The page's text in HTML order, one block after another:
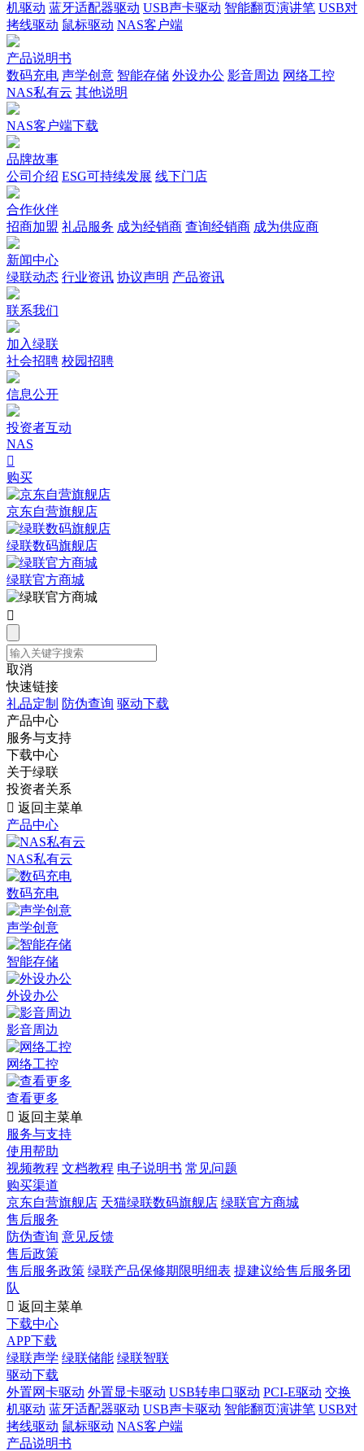
机驱动 蓝牙适配器驱动 USB声卡驱动 智能翻页演讲笔 USB对
拷线驱动 鼠标驱动 NAS客户端
产品说明书
数码充电 声学创意 智能存储 外设办公 影音周边 网络工控
NAS私有云 其他说明
NAS客户端下载
品牌故事
公司介绍 ESG可持续发展 线下门店
合作伙伴
招商加盟 礼品服务 成为经销商 查询经销商 成为供应商
新闻中心
绿联动态 行业资讯 协议声明 产品资讯
联系我们
加入绿联
社会招聘 校园招聘
信息公开
投资者互动
NAS

购买
京东自营旗舰店
绿联数码旗舰店
绿联官方商城

取消
快速链接
礼品定制 防伪查询 驱动下载
产品中心
服务与支持
下载中心
关于绿联
投资者关系
 返回主菜单
产品中心
NAS私有云
数码充电
声学创意
智能存储
外设办公
影音周边
网络工控
查看更多
 返回主菜单
服务与支持
使用帮助
视频教程 文档教程 电子说明书 常见问题
购买渠道
京东自营旗舰店 天猫绿联数码旗舰店 绿联官方商城
售后服务
防伪查询 意见反馈
售后政策
售后服务政策 绿联产品保修期限明细表 提建议给售后服务团
队
 返回主菜单
下载中心
APP下载
绿联声学 绿联储能 绿联智联
驱动下载
外置网卡驱动 外置显卡驱动 USB转串口驱动 PCI-E驱动 交换
机驱动 蓝牙适配器驱动 USB声卡驱动 智能翻页演讲笔 USB对
拷线驱动 鼠标驱动 NAS客户端
产品说明书